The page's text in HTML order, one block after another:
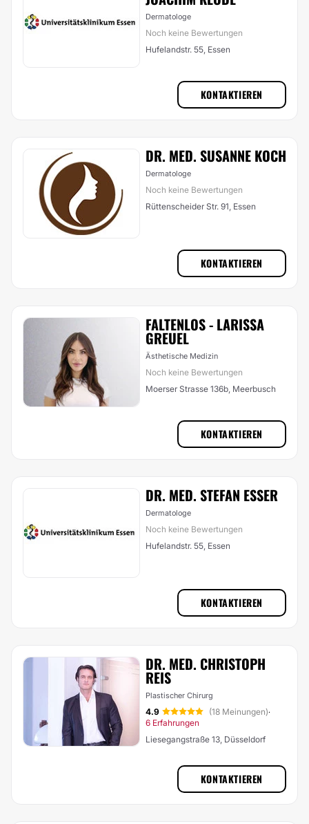
Dermatologe
Noch keine Bewertungen
Hufelandstr. 55, Essen
KONTAKTIEREN
DR. MED. SUSANNE KOCH
Dermatologe
Noch keine Bewertungen
Rüttenscheider Str. 91, Essen
KONTAKTIEREN
FALTENLOS - LARISSA
GREUEL
Ästhetische Medizin
Noch keine Bewertungen
Moerser Strasse 136b, Meerbusch
KONTAKTIEREN
DR. MED. STEFAN ESSER
Dermatologe
Noch keine Bewertungen
Hufelandstr. 55, Essen
KONTAKTIEREN
DR. MED. CHRISTOPH
REIS
Plastischer Chirurg
4.9 (18 Meinungen)·
6 Erfahrungen
Liesegangstraße 13, Düsseldorf
KONTAKTIEREN